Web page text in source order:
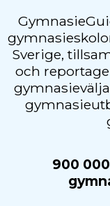
Sverige,
och
900